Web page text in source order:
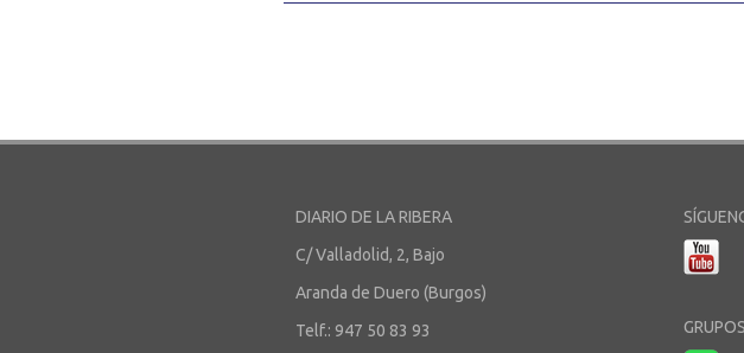
DIARIO DE LA RIBERA
C/ Valladolid, 2, Bajo
Aranda de Duero (Burgos)
Telf.: 947 50 83 93